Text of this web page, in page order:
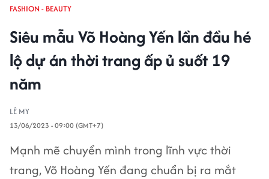
FASHION - BEAUTY
Siêu mẫu Võ Hoàng Yến lần đầu hé
lộ dự án thời trang ấp ủ suốt 19
năm
LÊ MY
13/06/2023 - 09:00 (GMT+7)
Mạnh mẽ chuyển mình trong lĩnh vực thời
trang, Võ Hoàng Yến đang chuẩn bị ra mắt